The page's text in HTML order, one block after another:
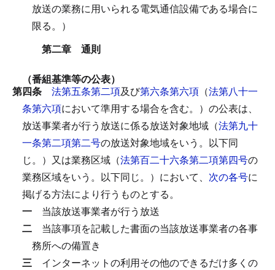
放送の業務に用いられる電気通信設備である場合に
限る。）
第二章 通則
（番組基準等の公表）
第四条
法第五条第二項及び第六条第六項 （法第八十一
条第六項において準用する場合を含む。）の公表は、
放送事業者が行う放送に係る放送対象地域（法第九十
一条第二項第二号の放送対象地域をいう。以下同
じ。）又は業務区域（法第百二十六条第二項第四号の
業務区域をいう。以下同じ。）において、 次の各号に
掲げる方法により行うものとする。
一
当該放送事業者が行う放送
二
当該事項を記載した書面の当該放送事業者の各事
務所への備置き
三
インターネットの利用その他のできるだけ多くの